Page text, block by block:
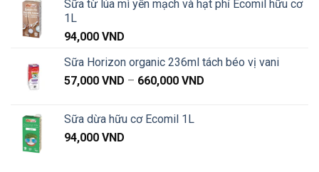
Sữa từ lúa mì yến mạch và hạt phỉ Ecomil hữu cơ
1L
94,000 VND
Sữa Horizon organic 236ml tách béo vị vani
57,000 VND – 660,000 VND
Sữa dừa hữu cơ Ecomil 1L
94,000 VND